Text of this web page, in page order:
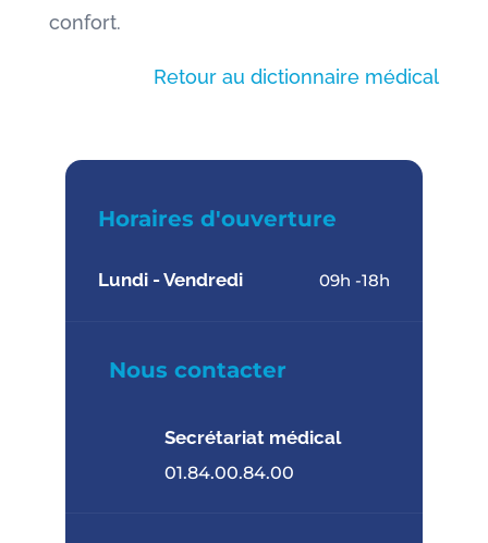
confort.
Retour au dictionnaire médical
Horaires d'ouverture
Lundi - Vendredi 09h -18h
Nous contacter
Secrétariat médical
01.84.00.84.00